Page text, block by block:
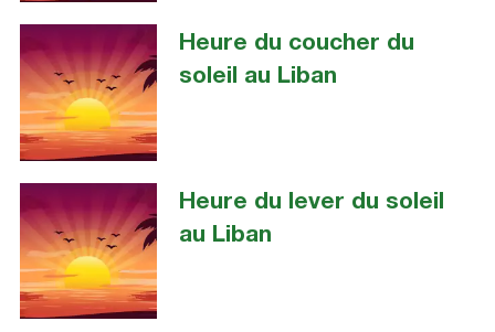
Heure du coucher du
soleil au Liban
Heure du lever du soleil
au Liban